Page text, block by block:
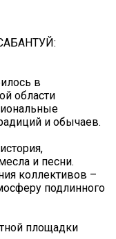
в
области
и обычаев.
и песни.
коллективов –
подлинного
площадки